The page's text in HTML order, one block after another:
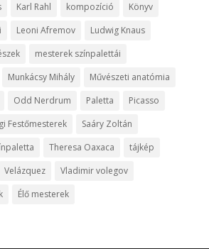
Karl Rahl kompozíció
Könyv
Leoni Afremov
Ludwig Knaus
mesterek színpalettái
Munkácsy Mihály
Művészeti anatómia
Odd Nerdrum Paletta
Picasso
Festőmesterek
Saáry Zoltán
Theresa Oaxaca
tájkép
Velázquez
Vladimir volegov
Élő mesterek